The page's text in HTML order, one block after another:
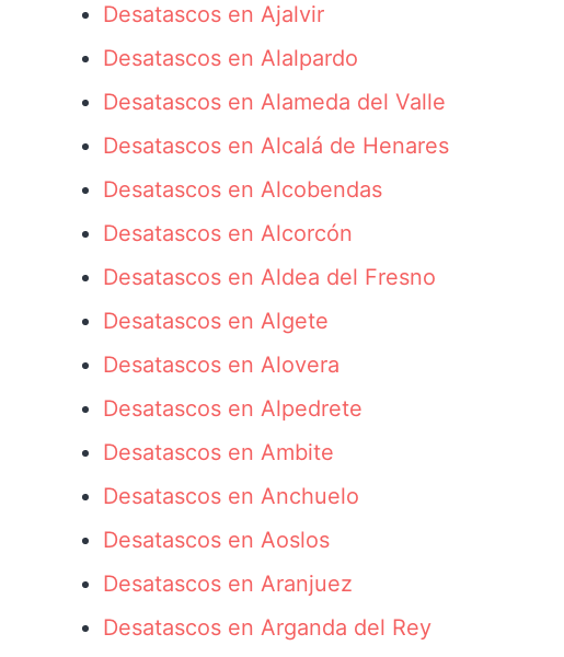
Desatascos en Ajalvir
Desatascos en Alalpardo
Desatascos en Alameda del Valle
Desatascos en Alcalá de Henares
Desatascos en Alcobendas
Desatascos en Alcorcón
Desatascos en Aldea del Fresno
Desatascos en Algete
Desatascos en Alovera
Desatascos en Alpedrete
Desatascos en Ambite
Desatascos en Anchuelo
Desatascos en Aoslos
Desatascos en Aranjuez
Desatascos en Arganda del Rey